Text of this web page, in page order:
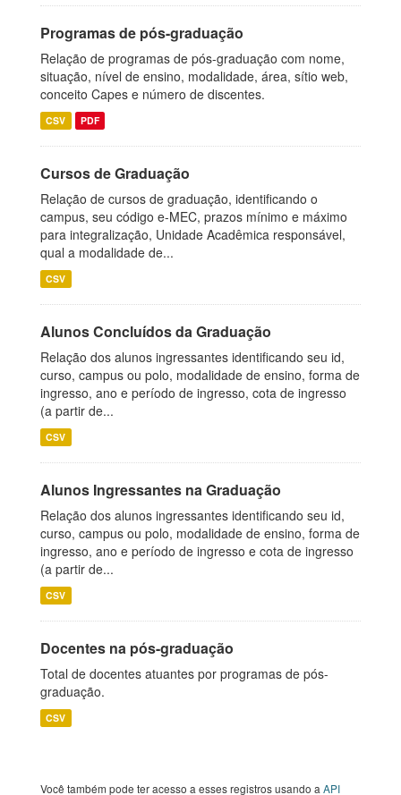
Programas de pós-graduação
Relação de programas de pós-graduação com nome,
situação, nível de ensino, modalidade, área, sítio web,
conceito Capes e número de discentes.
CSV PDF
Cursos de Graduação
Relação de cursos de graduação, identificando o
campus, seu código e-MEC, prazos mínimo e máximo
para integralização, Unidade Acadêmica responsável,
qual a modalidade de...
CSV
Alunos Concluídos da Graduação
Relação dos alunos ingressantes identificando seu id,
curso, campus ou polo, modalidade de ensino, forma de
ingresso, ano e período de ingresso, cota de ingresso
(a partir de...
CSV
Alunos Ingressantes na Graduação
Relação dos alunos ingressantes identificando seu id,
curso, campus ou polo, modalidade de ensino, forma de
ingresso, ano e período de ingresso e cota de ingresso
(a partir de...
CSV
Docentes na pós-graduação
Total de docentes atuantes por programas de pós-
graduação.
CSV
Você também pode ter acesso a esses registros usando a API